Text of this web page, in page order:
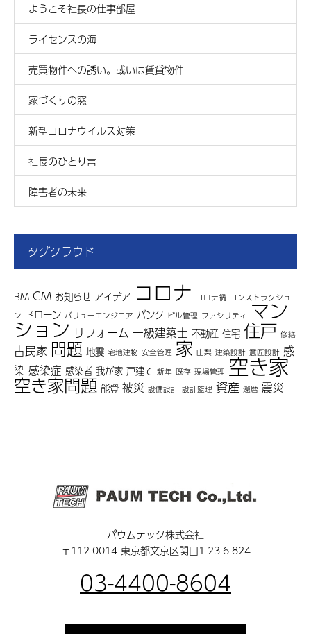
ようこそ社長の仕事部屋
ライセンスの海
売買物件への誘い。或いは賃貸物件
家づくりの窓
新型コロナウイルス対策
社長のひとり言
障害者の未来
タグクラウド
BM CM お知らせ アイデア コロナ コロナ禍 コンストラクショ
ン ドローン バリューエンジニア バンク ビル管理 ファシリティ マン
ション リフォーム 一級建築士 不動産 住宅 住戸 修繕
古民家 問題 地震 宅地建物 安全管理 家 山梨 建築設計 意匠設計 感
染 感染症 感染者 我が家 戸建て 新年 既存 現場管理 空き家
空き家問題 能登 被災 設備設計 設計監理 資産 還暦 震災
パウムテック株式会社
〒112-0014 東京都文京区関口1-23-6-824
03-4400-8604